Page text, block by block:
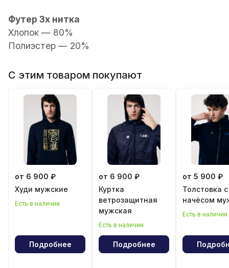
Футер 3х нитка
Хлопок — 80%
Полиэстер — 20%
С этим товаром покупают
от 6 900 ₽
Худи мужские
Есть в наличии
Подробнее
от 6 900 ₽
Куртка
ветрозащитная
мужская
Есть в наличии
Подробнее
от 5 900 ₽
Толстовка с
начёсом
Есть в наличии